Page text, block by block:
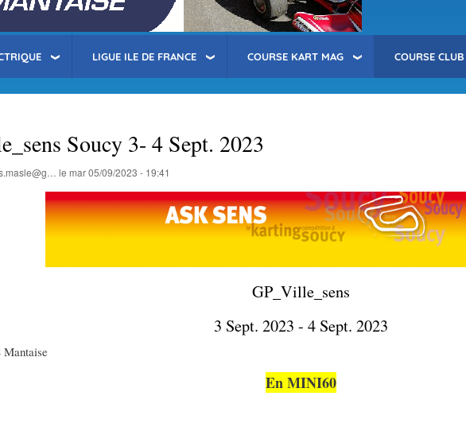
LIGUE ILE DE FRANCE COURSE KART MAG COURSE CLUB
Soucy 3- 4 Sept. 2023
le mar 05/09/2023 - 19:41
GP_Ville_sens
3 Sept. 2023 - 4 Sept. 2023
Mantaise
En MINI60